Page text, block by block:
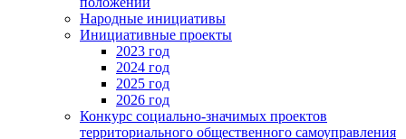
Народные инициативы
Инициативные проекты
2023 год
2024 год
2025 год
2026 год
Конкурс социально-значимых проектов
территориального общественного самоуправления